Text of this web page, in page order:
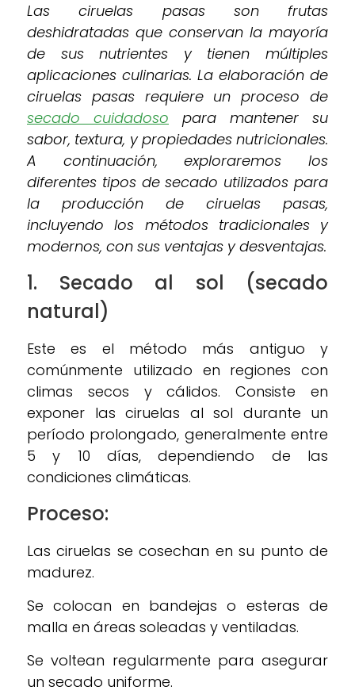
Las ciruelas pasas son frutas
deshidratadas que conservan la mayoría
de sus nutrientes y tienen múltiples
aplicaciones culinarias. La elaboración de
ciruelas pasas requiere un proceso de
secado cuidadoso para mantener su
sabor, textura, y propiedades nutricionales.
A continuación, exploraremos los
diferentes tipos de secado utilizados para
la producción de ciruelas pasas,
incluyendo los métodos tradicionales y
modernos, con sus ventajas y desventajas.
1. Secado al sol (secado
natural)
Este es el método más antiguo y
comúnmente utilizado en regiones con
climas secos y cálidos. Consiste en
exponer las ciruelas al sol durante un
período prolongado, generalmente entre
5 y 10 días, dependiendo de las
condiciones climáticas.
Proceso:
Las ciruelas se cosechan en su punto de
madurez.
Se colocan en bandejas o esteras de
malla en áreas soleadas y ventiladas.
Se voltean regularmente para asegurar
un secado uniforme.